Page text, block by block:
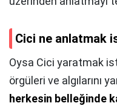
Cici ne anlatmak
Oysa Cici yaratmak
örgüleri ve algılarını
herkesin belleğinde